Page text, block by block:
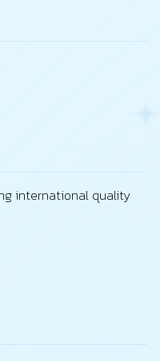
international quality